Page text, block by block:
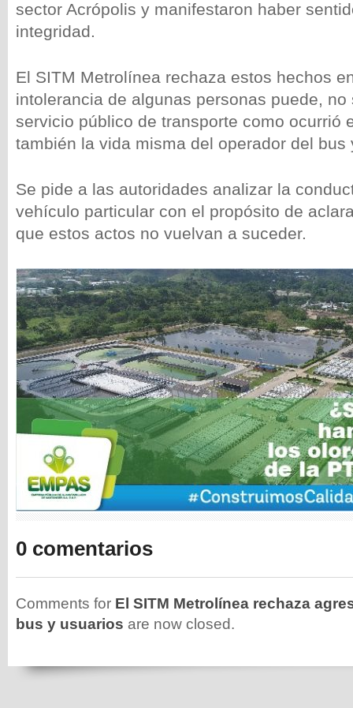
sector Acrópolis y manifestaron haber
integridad.
El SITM Metrolínea rechaza estos hechos
intolerancia de algunas personas puede, no
servicio público de transporte como ocurrió
también la vida misma del operador del bus
Se pide a las autoridades analizar la
vehículo particular con el propósito de
que estos actos no vuelvan a suceder.
0 comentarios
Comments for El SITM Metrolínea rechaza
bus y usuarios are now closed.